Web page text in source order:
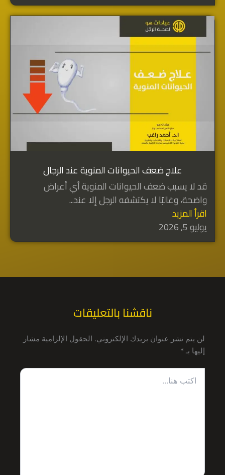
علاج ضعف الحيوانات المنوية عند الرجال
قد لا يسبب ضعف الحيوانات المنوية أي أعراض
واضحة، وغالبًا لا يكتشفه الرجل إلا عند...
اقرأ المزيد
يوليو 5, 2026
ناقشنا بالتعليقات
لن يتم نشر عنوان بريدك الإلكتروني.
الحقول الإلزامية مشار
إليها بـ *
هنا...